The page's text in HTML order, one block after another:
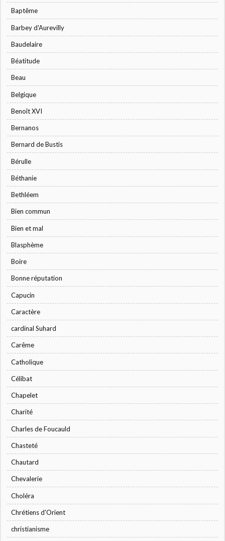
Baptême
Barbey d'Aurevilly
Baudelaire
Béatitude
Beau
Belgique
Benoît XVI
Bernanos
Bernard de Bustis
Bérulle
Béthanie
Bethléem
Bien commun
Bien et mal
Blasphème
Boire
Bonne réputation
Capucin
Caractère
cardinal Suhard
Carême
Catholique
Célibat
Chapelet
Charité
Charles de Foucauld
Chasteté
Chautard
Chevalerie
Choléra
Chrétiens d'Orient
christianisme